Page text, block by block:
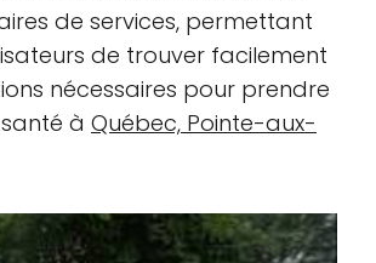
de services, permettant
de trouver facilement
nécessaires pour prendre
à Québec, Pointe-aux-